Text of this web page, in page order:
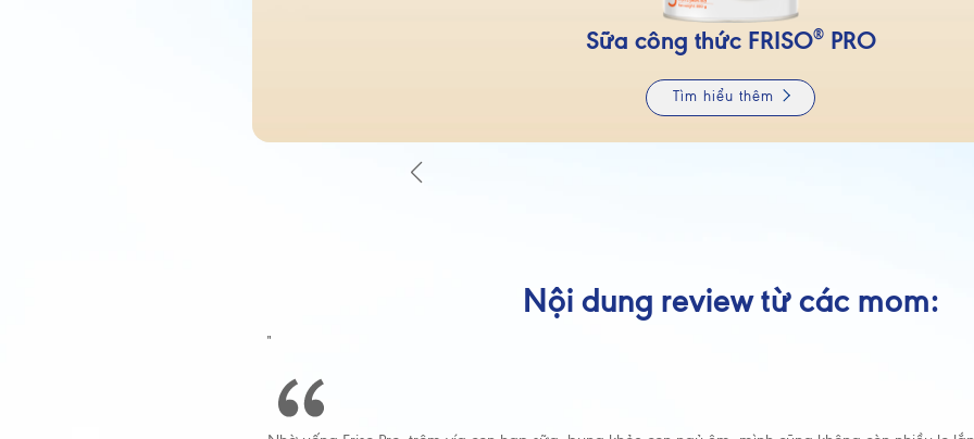
Sữa công thức FRISO®PRO
Tìm hiểu thêm
Nội dung review từ các mom:
"